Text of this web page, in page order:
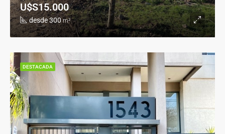
desde 300 m²
U$S15.000
DESTACADA